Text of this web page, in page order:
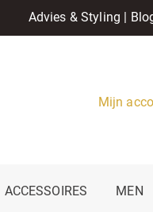
Advies & Styling |
Mijn
ACCESSOIRES MEN